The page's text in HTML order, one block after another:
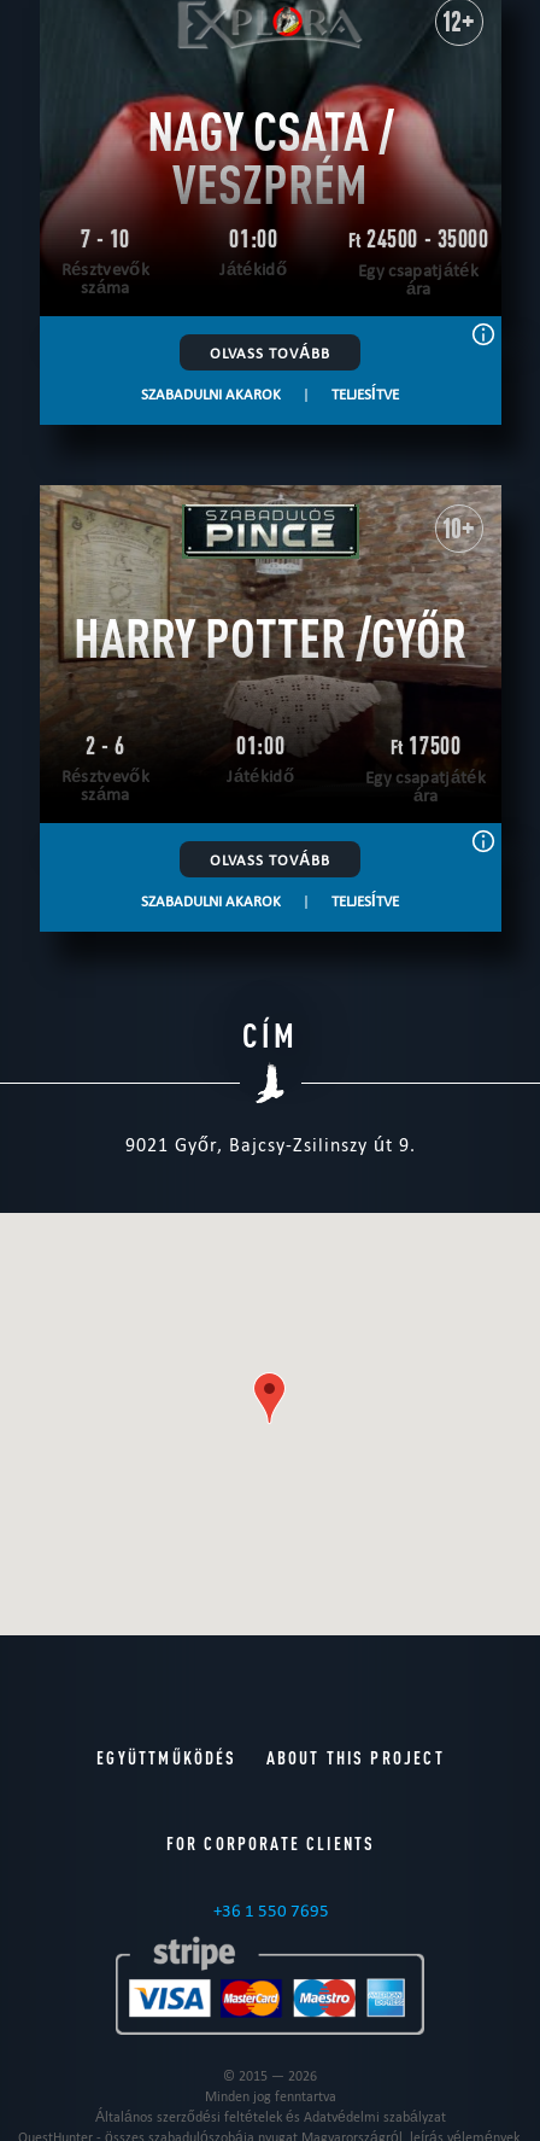
12+
NAGY CSATA /
VESZPRÉM
7 - 10
Résztvevők
száma
01:00
Játékidő
Ft24500 - 35000
Egy csapatjáték
ára
OLVASS TOVÁBB
SZABADULNI AKAROK | TELJESÍTVE
10+
HARRY POTTER /GYŐR
2 - 6
Résztvevők
száma
01:00
Játékidő
Ft17500
Egy csapatjáték
ára
OLVASS TOVÁBB
SZABADULNI AKAROK | TELJESÍTVE
CÍM
9021 Győr, Bajcsy-Zsilinszy út 9.
EGYÜTTMŰKÖDÉS ABOUT THIS PROJECT
FOR CORPORATE CLIENTS
+36 1 550 7695
© 2015 — 2026
Minden jog fenntartva
Általános szerződési feltételek és Adatvédelmi szabályzat
QuestHunter - összes szabadulószobája nyugat Magyarországról, leírás vélemények,